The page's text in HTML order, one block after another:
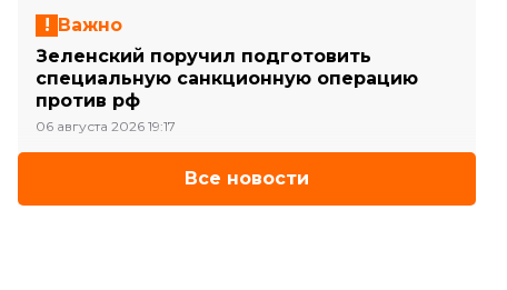
Важно
Зеленский поручил подготовить
специальную санкционную операцию
против рф
06 августа 2026 19:17
Все новости